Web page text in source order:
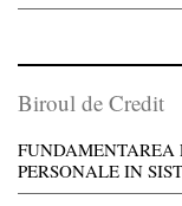
Biroul de Credit
PERSONALE IN